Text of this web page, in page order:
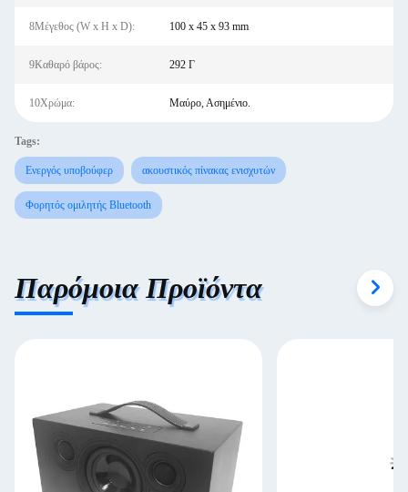
8Μέγεθος (W x H x D): 100 x 45 x 93 mm
9Καθαρό βάρος: 292 Γ
10Χρώμα: Μαύρο, Ασημένιο.
Tags:
Ενεργός υποβούφερ ακουστικός πίνακας ενισχυτών
Φορητός ομιλητής Bluetooth
Παρόμοια Προϊόντα